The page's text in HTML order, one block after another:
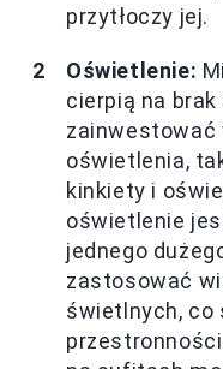
przytłoczy jej.
Oświetlenie:
cierpią na
zainwestować
oświetlenia,
kinkiety i
oświetlenie
jednego
zastosować
świetlnych, co